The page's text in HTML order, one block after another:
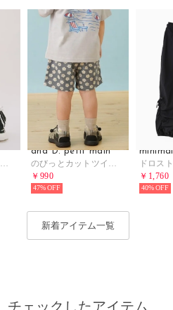
【接触冷感】ラインリボンイージーパンツ （黒）
and D. petit main
のびっとカットツイル柄ショートパンツ （チャコール）
￥990
47%
minimal
￥1,760
40%
新着アイテム一覧
チェックしたアイテム